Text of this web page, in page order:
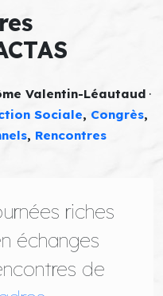
Valentin-Léautaud ·
Sociale, Congrès,
, Rencontres
riches
échanges
de